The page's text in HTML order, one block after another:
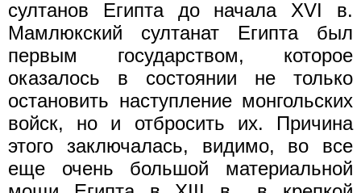
султанов Египта до начала XVI в.
Мамлюкский султанат Египта был
первым государством, которое
оказалось в состоянии не только
остановить наступление монгольских
войск, но и отбросить их. Причина
этого заключалась, видимо, во все
еще очень большой материальной